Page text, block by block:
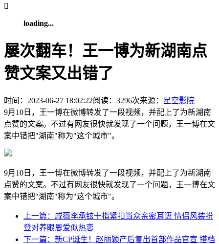

loading...
屡次翻车！王一博为新湖南点
赞文案又出错了
时间：2023-06-27 18:02:22阅读： 3296次来源： 星空影院
9月10日，王一博在微博转发了一段视频，并配上了为新湖南
点赞的文案。不过有网友很快就发现了一个问题，王一博在文
案中错把"湖南"称为"这个城市"。
9月10日，王一博在微博转发了一段视频，并配上了为新湖南
点赞的文案。不过有网友很快就发现了一个问题，王一博在文
案中错把"湖南"称为"这个城市"。
上一篇：戚薇李承铉十指紧扣当众亲密耳语 情侣风装扮
登对养眼恩爱似热恋
下一篇：新CP诞生！赵丽颖产后复出首部作品官宣 搭档